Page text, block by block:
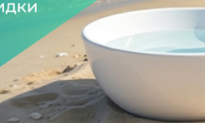
Всегда низкие цены